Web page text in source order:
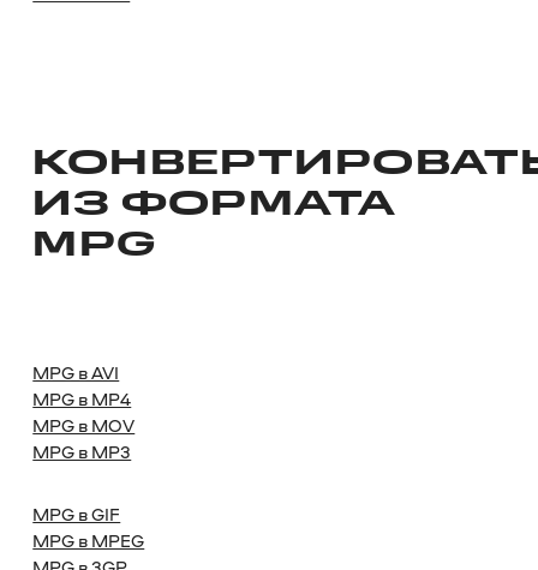
ИЗ ФОРМАТА
MPG
MPG в AVI
MPG в MP4
MPG в MOV
MPG в MP3
MPG в GIF
MPG в MPEG